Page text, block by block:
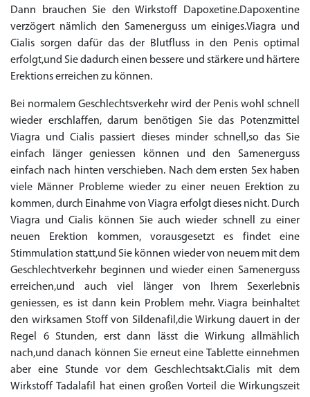
Dann brauchen Sie den Wirkstoff Dapoxetine.Dapoxentine
verzögert nämlich den Samenerguss um einiges.Viagra und
Cialis sorgen dafür das der Blutfluss in den Penis optimal
erfolgt,und Sie dadurch einen bessere und stärkere und härtere
Erektions erreichen zu können.
Bei normalem Geschlechtsverkehr wird der Penis wohl schnell
wieder erschlaffen, darum benötigen Sie das Potenzmittel
Viagra und Cialis passiert dieses minder schnell,so das Sie
einfach länger geniessen können und den Samenerguss
einfach nach hinten verschieben. Nach dem ersten Sex haben
viele Männer Probleme wieder zu einer neuen Erektion zu
kommen, durch Einahme von Viagra erfolgt dieses nicht. Durch
Viagra und Cialis können Sie auch wieder schnell zu einer
neuen Erektion kommen, vorausgesetzt es findet eine
Stimmulation statt,und Sie können wieder von neuem mit dem
Geschlechtverkehr beginnen und wieder einen Samenerguss
erreichen,und auch viel länger von Ihrem Sexerlebnis
geniessen, es ist dann kein Problem mehr. Viagra beinhaltet
den wirksamen Stoff von Sildenafil,die Wirkung dauert in der
Regel 6 Stunden, erst dann lässt die Wirkung allmählich
nach,und danach können Sie erneut eine Tablette einnehmen
aber eine Stunde vor dem Geschlechtsakt.Cialis mit dem
Wirkstoff Tadalafil hat einen großen Vorteil die Wirkungszeit
← Return to shop to Cart
← Return to shop to Cart
← Return to shop to Cart
← Return to shop to Cart
← Return to shop to Cart
← Return to shop to Cart
← Return to shop to Cart
← Return to shop to Cart
← Return to shop to Cart
← Return to shop to Cart
← Return to shop to Cart
← Return to shop to Cart
← Return to shop to Cart
← Return to shop to Cart
← Return to shop to Cart
← Return to shop to Cart
← Return to shop to Cart
← Return to shop to Cart
← Return to shop to Cart
← Return to shop to Cart
← Return to shop to Cart
← Return to shop to Cart